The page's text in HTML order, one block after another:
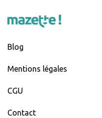
Blog
Mentions légales
CGU
Contact